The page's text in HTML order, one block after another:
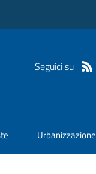
Seguici su
Urbanizzazione